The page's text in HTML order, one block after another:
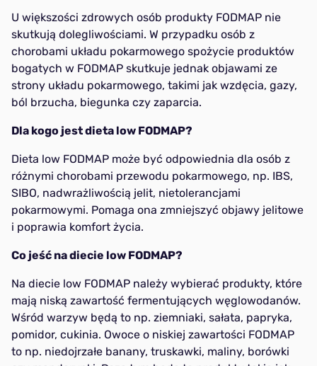
U większości zdrowych osób produkty FODMAP nie
skutkują dolegliwościami. W przypadku osób z
chorobami układu pokarmowego spożycie produktów
bogatych w FODMAP skutkuje jednak objawami ze
strony układu pokarmowego, takimi jak wzdęcia, gazy,
ból brzucha, biegunka czy zaparcia.
Dla kogo jest dieta low FODMAP?
Dieta low FODMAP może być odpowiednia dla osób z
różnymi chorobami przewodu pokarmowego, np. IBS,
SIBO, nadwrażliwością jelit, nietolerancjami
pokarmowymi. Pomaga ona zmniejszyć objawy jelitowe
i poprawia komfort życia.
Co jeść na diecie low FODMAP?
Na diecie low FODMAP należy wybierać produkty, które
mają niską zawartość fermentujących węglowodanów.
Wśród warzyw będą to np. ziemniaki, sałata, papryka,
pomidor, cukinia. Owoce o niskiej zawartości FODMAP
to np. niedojrzałe banany, truskawki, maliny, borówki